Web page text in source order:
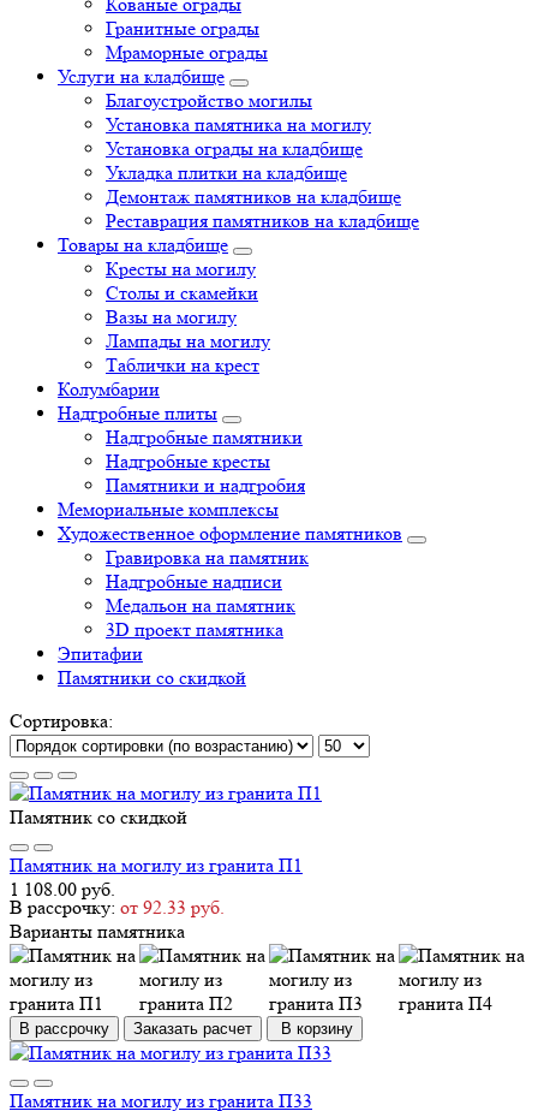
Гранитные ограды
Мраморные ограды
Услуги на кладбище
Благоустройство могилы
Установка памятника на могилу
Установка ограды на кладбище
Укладка плитки на кладбище
Демонтаж памятников на кладбище
Реставрация памятников на кладбище
Товары на кладбище
Кресты на могилу
Столы и скамейки
Вазы на могилу
Лампады на могилу
Таблички на крест
Колумбарии
Надгробные плиты
Надгробные памятники
Надгробные кресты
Памятники и надгробия
Мемориальные комплексы
Художественное оформление памятников
Гравировка на памятник
Надгробные надписи
Медальон на памятник
3D проект памятника
Эпитафии
Памятники со скидкой
Сортировка:
Памятник со скидкой
Памятник на могилу из гранита П1
1 108.00 руб.
В рассрочку: от 92.33 руб.
Варианты памятника
В рассрочку Заказать расчет В корзину
Памятник на могилу из гранита П33